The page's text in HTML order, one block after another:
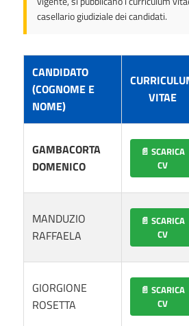
casellario giudiziale dei candidati.
CANDIDATO
(COGNOME E
NOME)
VITAE
GAMBACORTA
DOMENICO
📄 SCARICA
CV
MANDUZIO
RAFFAELA
📄 SCARICA
CV
GIORGIONE
ROSETTA
📄 SCARICA
CV